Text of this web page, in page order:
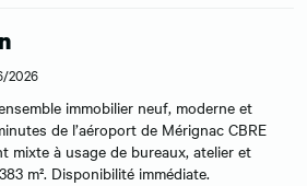
2026
immobilier neuf, moderne et
de l’aéroport de Mérignac CBRE
mixte à usage de bureaux, atelier et
m². Disponibilité immédiate.